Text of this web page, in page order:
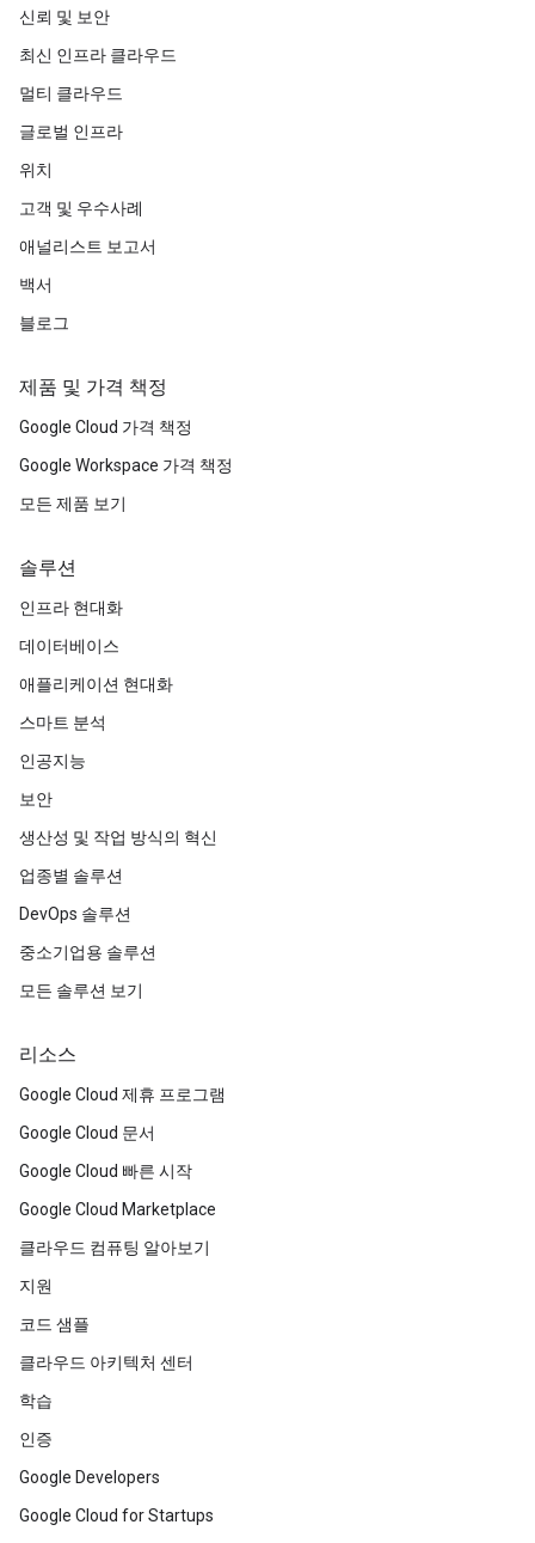
신뢰 및 보안
최신 인프라 클라우드
멀티 클라우드
글로벌 인프라
위치
고객 및 우수사례
애널리스트 보고서
백서
블로그
제품 및 가격 책정
Google Cloud 가격 책정
Google Workspace 가격 책정
모든 제품 보기
솔루션
인프라 현대화
데이터베이스
애플리케이션 현대화
스마트 분석
인공지능
보안
생산성 및 작업 방식의 혁신
업종별 솔루션
DevOps 솔루션
중소기업용 솔루션
모든 솔루션 보기
리소스
Google Cloud 제휴 프로그램
Google Cloud 문서
Google Cloud 빠른 시작
Google Cloud Marketplace
클라우드 컴퓨팅 알아보기
지원
코드 샘플
클라우드 아키텍처 센터
학습
인증
Google Developers
Google Cloud for Startups